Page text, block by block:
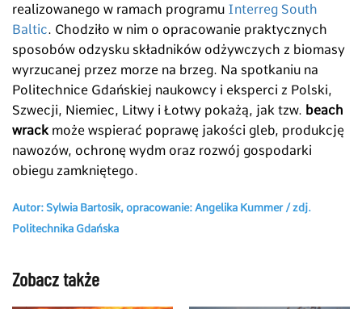
realizowanego w ramach programu Interreg South
Baltic. Chodziło w nim o opracowanie praktycznych
sposobów odzysku składników odżywczych z biomasy
wyrzucanej przez morze na brzeg. Na spotkaniu na
Politechnice Gdańskiej naukowcy i eksperci z Polski,
Szwecji, Niemiec, Litwy i Łotwy pokażą, jak tzw. beach
wrack może wspierać poprawę jakości gleb, produkcję
nawozów, ochronę wydm oraz rozwój gospodarki
obiegu zamkniętego.
Autor: Sylwia Bartosik, opracowanie: Angelika Kummer / zdj.
Politechnika Gdańska
Zobacz także